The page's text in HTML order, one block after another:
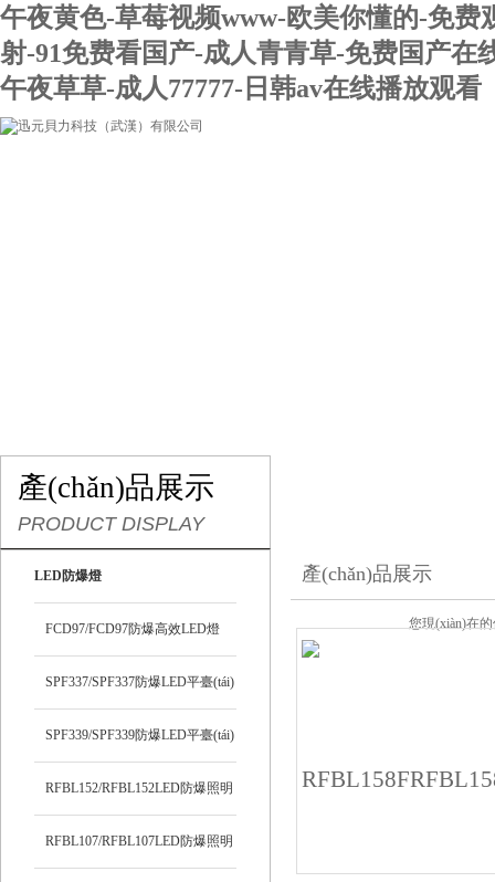
午夜黄色-草莓视频www-欧美你懂的-免
射-91免费看国产-成人青青草-免费国产
午夜草草-成人77777-日韩av在线播放观看
產(chǎn)品展示
PRODUCT DISPLAY
LED防爆燈
FCD97/FCD97防爆高效LED燈
SPF337/SPF337防爆LED平臺(tái)
燈
SPF339/SPF339防爆LED平臺(tái)
燈
RFBL152/RFBL152LED防爆照明
燈
RFBL107/RFBL107LED防爆照明
產(chǎn)品展示
您現(xiàn)在